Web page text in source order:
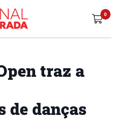
traz a
de danças